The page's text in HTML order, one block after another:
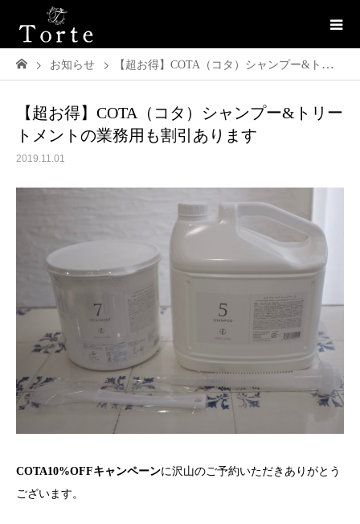
お知らせ 【超お得】COTA（コタ）シャンプー&トリートメントの業務用も割引あります
【超お得】COTA（コタ）シャンプー&トリー
トメントの業務用も割引あります
2019.11.01
COTA10%OFFキャンペーンに沢山のご予約いただきありがとう
ございます。